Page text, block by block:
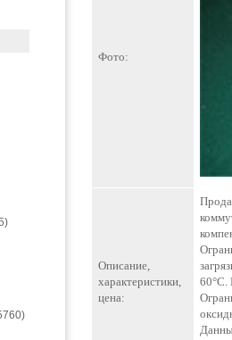
Фото:
Описание,
характеристики,
цена:
60°С.